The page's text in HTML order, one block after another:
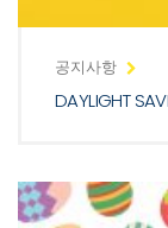
공지사항
DAYLIGHT